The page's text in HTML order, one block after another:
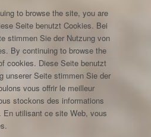
to browse the site, you are
Seite benutzt Cookies. Bei
stimmen Sie der Nutzung von
By continuing to browse the
cookies. Diese Seite benutzt
unserer Seite stimmen Sie der
vous offrir le meilleur
stockons des informations
utilisant ce site Web, vous